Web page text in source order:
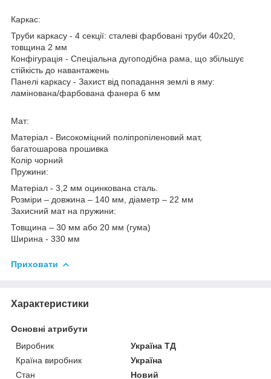
Каркас:
Труби каркасу - 4 секції: сталеві фарбовані труби 40х20,
товщина 2 мм
Конфігурація - Спеціальна дугоподібна рама, що збільшує
стійкість до навантажень
Панелі каркасу - Захист від попадання землі в яму:
ламінована/фарбована фанера 6 мм
Мат:
Матеріал - Високоміцний поліпропіленовий мат,
багатошарова прошивка
Колір чорний
Пружини:
Матеріал - 3,2 мм оцинкована сталь.
Розміри – довжина – 140 мм, діаметр – 22 мм
Захисний мат на пружини:
Товщина – 30 мм або 20 мм (гума)
Ширина - 330 мм
Приховати
Характеристики
Основні атрибути
Виробник
Україна ТД
Країна виробник
Україна
Стан
Новий